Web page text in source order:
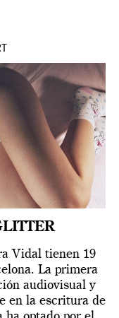
Vidal tienen 19
La primera
audiovisual y
en la escritura de